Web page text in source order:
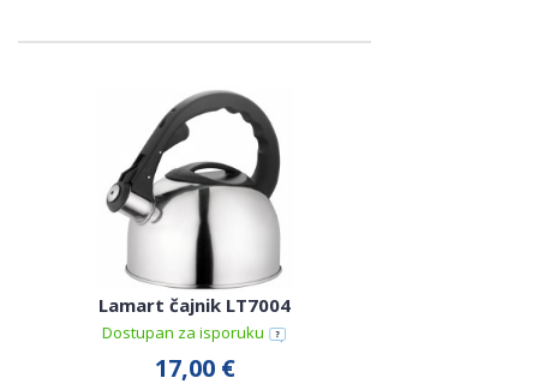
Lamart čajnik LT7004
Dostupan za isporuku
17,00 €